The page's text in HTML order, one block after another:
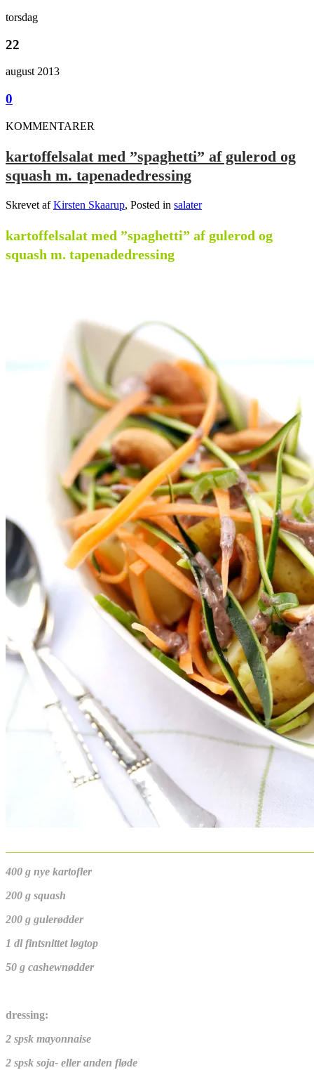
torsdag
22
august 2013
0
KOMMENTARER
kartoffelsalat med ”spaghetti” af gulerod og
squash m. tapenadedressing
Skrevet afKirsten Skaarup, Posted in salater
kartoffelsalat med ”spaghetti” af gulerod og
squash m. tapenadedressing
400 g nye kartofler
200 g squash
200 g gulerødder
1 dl fintsnittet løgtop
50 g cashewnødder
dressing:
2 spsk mayonnaise
2 spsk soja- eller anden fløde